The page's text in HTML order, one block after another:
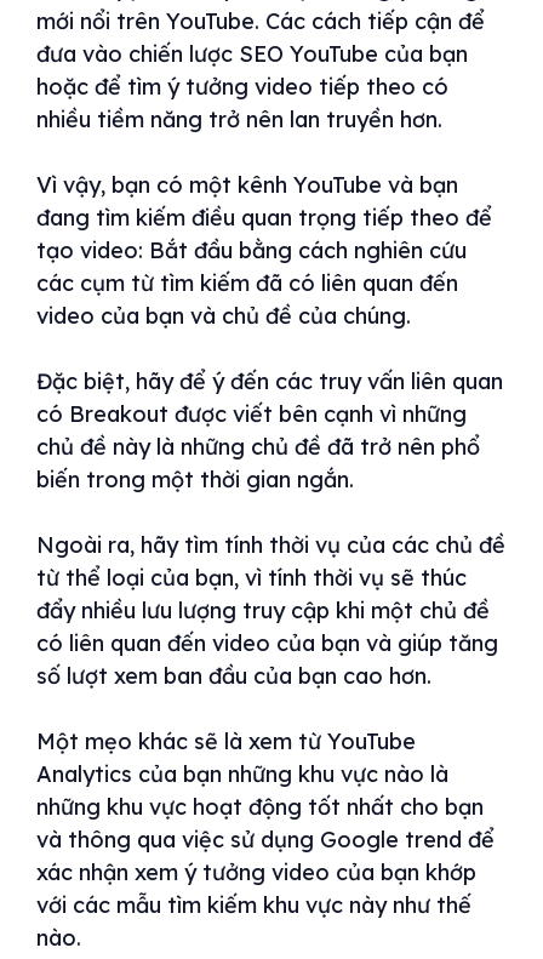
mới nổi trên YouTube. Các cách tiếp cận để
đưa vào chiến lược SEO YouTube của bạn
hoặc để tìm ý tưởng video tiếp theo có
nhiều tiềm năng trở nên lan truyền hơn.
Vì vậy, bạn có một kênh YouTube và bạn
đang tìm kiếm điều quan trọng tiếp theo để
tạo video: Bắt đầu bằng cách nghiên cứu
các cụm từ tìm kiếm đã có liên quan đến
video của bạn và chủ đề của chúng.
Đặc biệt, hãy để ý đến các truy vấn liên quan
có Breakout được viết bên cạnh vì những
chủ đề này là những chủ đề đã trở nên phổ
biến trong một thời gian ngắn.
Ngoài ra, hãy tìm tính thời vụ của các chủ đề
từ thể loại của bạn, vì tính thời vụ sẽ thúc
đẩy nhiều lưu lượng truy cập khi một chủ đề
có liên quan đến video của bạn và giúp tăng
số lượt xem ban đầu của bạn cao hơn.
Một mẹo khác sẽ là xem từ YouTube
Analytics của bạn những khu vực nào là
những khu vực hoạt động tốt nhất cho bạn
và thông qua việc sử dụng Google trend để
xác nhận xem ý tưởng video của bạn khớp
với các mẫu tìm kiếm khu vực này như thế
nào.